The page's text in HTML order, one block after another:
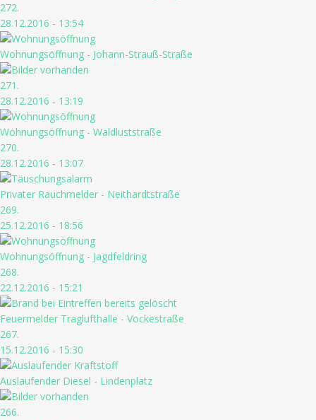
272.
28.12.2016 - 13:54
Wohnungsöffnung - Johann-Strauß-Straße
271.
28.12.2016 - 13:19
Wohnungsöffnung - Waldluststraße
270.
28.12.2016 - 13:07
Privater Rauchmelder - Neithardtstraße
269.
25.12.2016 - 18:56
Wohnungsöffnung - Jagdfeldring
268.
22.12.2016 - 15:21
Feuermelder Traglufthalle - Vockestraße
267.
15.12.2016 - 15:30
Auslaufender Diesel - Lindenplatz
266.